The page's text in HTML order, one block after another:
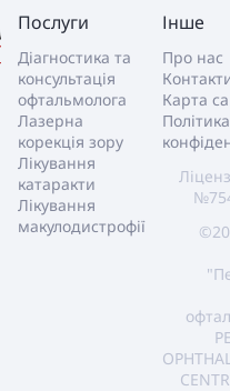
Послуги
Діагностика та
консультація
офтальмолога
Лазерна
корекція зору
Лікування
катаракти
Лікування
макулодистрофії
Інше
Про нас
Карта
Політика